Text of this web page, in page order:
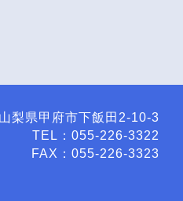
梨県甲府市下飯田2-10-3
TEL：055-226-3322
FAX：055-226-3323